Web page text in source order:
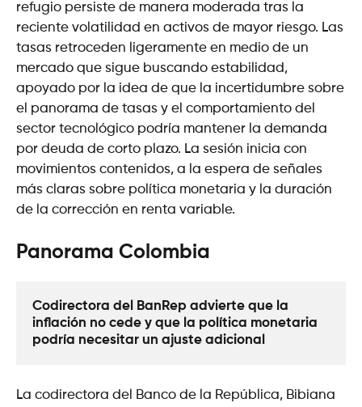
refugio persiste de manera moderada tras la
reciente volatilidad en activos de mayor riesgo. Las
tasas retroceden ligeramente en medio de un
mercado que sigue buscando estabilidad,
apoyado por la idea de que la incertidumbre sobre
el panorama de tasas y el comportamiento del
sector tecnológico podría mantener la demanda
por deuda de corto plazo. La sesión inicia con
movimientos contenidos, a la espera de señales
más claras sobre política monetaria y la duración
de la corrección en renta variable.
Panorama Colombia
Codirectora del BanRep advierte que la
inflación no cede y que la política monetaria
podría necesitar un ajuste adicional
La codirectora del Banco de la República, Bibiana